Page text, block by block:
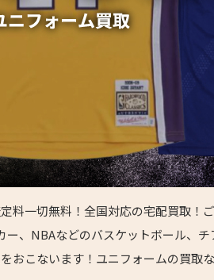
一切無料！全国対応の宅配買取
、NBAなどのバスケットボール、
おこないます！ユニフォームの買取